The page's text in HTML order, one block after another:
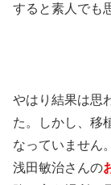
すると素人でも
やはり結果は思
た。しかし、移
なっていません
浅田敏治さんの